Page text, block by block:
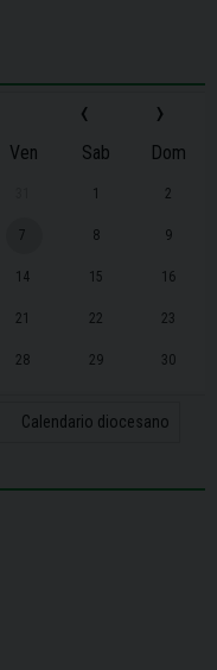
‹ ›
Ven Sab Dom
1 2
7 8 9
14 15 16
21 22 23
28 29 30
Calendario diocesano